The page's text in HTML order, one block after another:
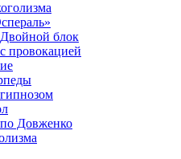
блок
провокацией
Довженко